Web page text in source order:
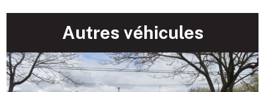
Autres véhicules